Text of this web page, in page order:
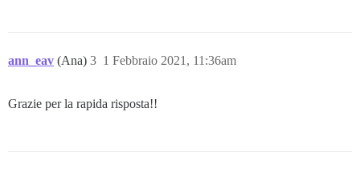
ann_eav (Ana) 1 Febbraio 2021, 11:36am
3
Grazie per la rapida risposta!!